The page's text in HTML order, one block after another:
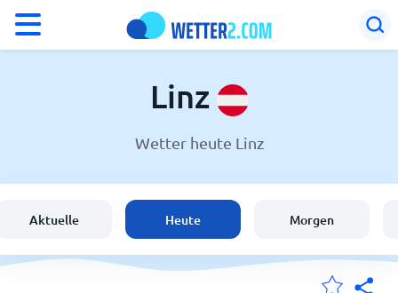
Schweiz
Linz
Wetter heute Linz
Aktuelle Heute Morgen